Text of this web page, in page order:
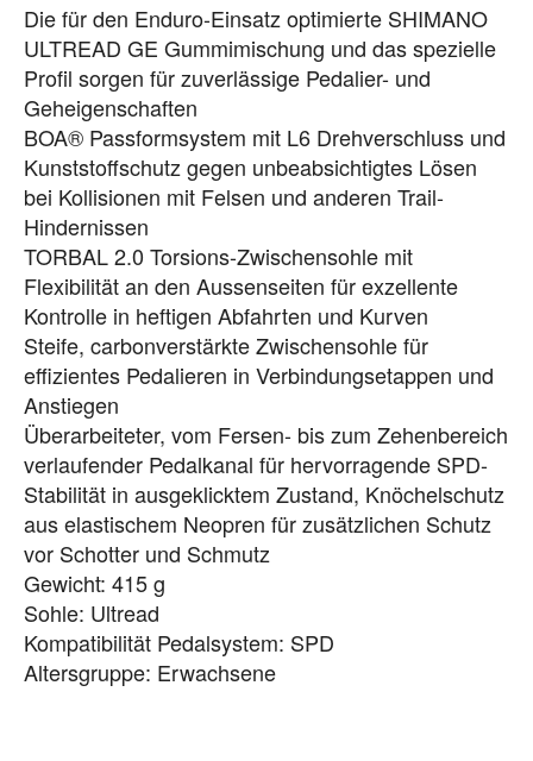
Die für den Enduro-Einsatz optimierte SHIMANO
ULTREAD GE Gummimischung und das spezielle
Profil sorgen für zuverlässige Pedalier- und
Geheigenschaften
BOA® Passformsystem mit L6 Drehverschluss und
Kunststoffschutz gegen unbeabsichtigtes Lösen
bei Kollisionen mit Felsen und anderen Trail-
Hindernissen
TORBAL 2.0 Torsions-Zwischensohle mit
Flexibilität an den Aussenseiten für exzellente
Kontrolle in heftigen Abfahrten und Kurven
Steife, carbonverstärkte Zwischensohle für
effizientes Pedalieren in Verbindungsetappen und
Anstiegen
Überarbeiteter, vom Fersen- bis zum Zehenbereich
verlaufender Pedalkanal für hervorragende SPD-
Stabilität in ausgeklicktem Zustand, Knöchelschutz
aus elastischem Neopren für zusätzlichen Schutz
vor Schotter und Schmutz
Gewicht: 415 g
Sohle: Ultread
Kompatibilität Pedalsystem: SPD
Altersgruppe: Erwachsene